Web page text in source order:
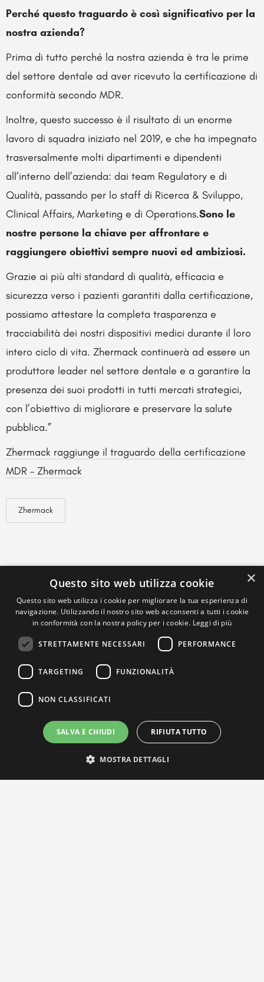
Perché questo traguardo è così significativo per la
nostra azienda?
Prima di tutto perché la nostra azienda è tra le prime
del settore dentale ad aver ricevuto la certificazione di
conformità secondo MDR.
Inoltre, questo successo è il risultato di un enorme
lavoro di squadra iniziato nel 2019, e che ha impegnato
trasversalmente molti dipartimenti e dipendenti
all’interno dell’azienda: dai team Regulatory e di
Qualità, passando per lo staff di Ricerca & Sviluppo,
Clinical Affairs, Marketing e di Operations.Sono le
nostre persone la chiave per affrontare e
raggiungere obiettivi sempre nuovi ed ambiziosi.
Grazie ai più alti standard di qualità, efficacia e
sicurezza verso i pazienti garantiti dalla certificazione,
possiamo attestare la completa trasparenza e
tracciabilità dei nostri dispositivi medici durante il loro
intero ciclo di vita. Zhermack continuerà ad essere un
produttore leader nel settore dentale e a garantire la
presenza dei suoi prodotti in tutti mercati strategici,
con l’obiettivo di migliorare e preservare la salute
pubblica.”
Zhermack raggiunge il traguardo della certificazione
MDR – Zhermack
Zhermack
×
Questo sito web utilizza cookie
Questo sito web utilizza i cookie per migliorare la tua esperienza di
navigazione. Utilizzando il nostro sito web acconsenti a tutti i cookie
in conformità con la nostra policy per i cookie. Leggi di più
STRETTAMENTE NECESSARI PERFORMANCE
TARGETING FUNZIONALITÀ
NON CLASSIFICATI
SALVA E CHIUDI RIFIUTA TUTTO
MOSTRA DETTAGLI